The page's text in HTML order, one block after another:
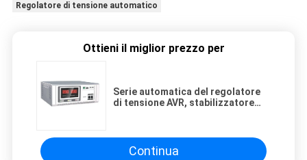
Regolatore di tensione automatico
Ottieni il miglior prezzo per
Serie automatica del regolatore
di tensione AVR, stabilizzatore
Continua